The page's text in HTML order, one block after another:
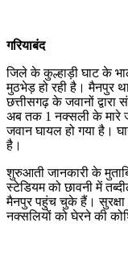
गरियाबंद
जिले के कुल्हाड़ी घाट के
मुठभेड़ हो रही है। मैनपुर
छत्तीसगढ़ के जवानों
अब तक 1 नक्सली के मारे
जवान घायल हो गया है।
है।
शुरुआती जानकारी के
स्टेडियम को छावनी में
मैनपुर पहुंच चुके हैं।
नक्सलियों को घेरने की